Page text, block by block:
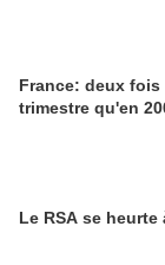
France: deux
trimestre qu'en
Le RSA se